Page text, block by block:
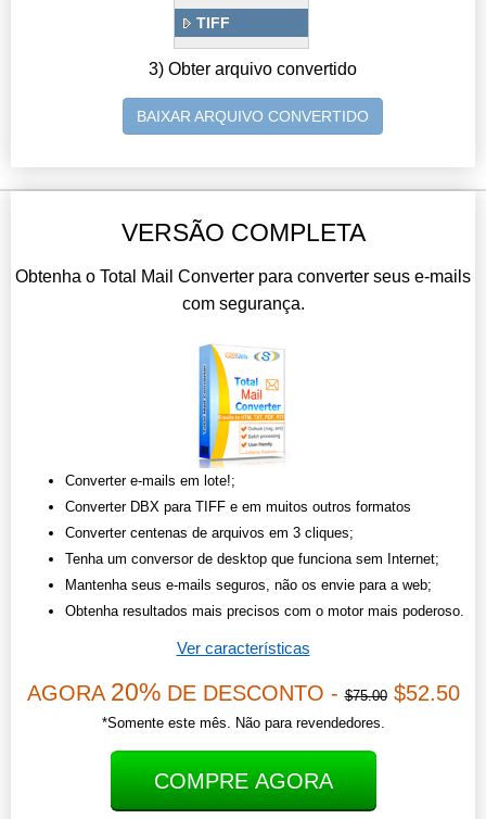
TIFF
3) Obter arquivo convertido
BAIXAR ARQUIVO CONVERTIDO
VERSÃO COMPLETA
Obtenha o Total Mail Converter para converter seus e-mails
com segurança.
Converter e-mails em lote!;
Converter DBX para TIFF e em muitos outros formatos
Converter centenas de arquivos em 3 cliques;
Tenha um conversor de desktop que funciona sem Internet;
Mantenha seus e-mails seguros, não os envie para a web;
Obtenha resultados mais precisos com o motor mais poderoso.
Ver características
AGORA 20%DE DESCONTO -$75.00$52.50
*Somente este mês. Não para revendedores.
COMPRE AGORA